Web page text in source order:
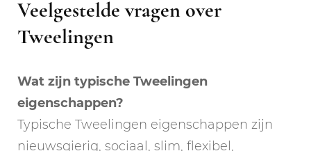
Veelgestelde vragen over
Tweelingen
Wat zijn typische Tweelingen
eigenschappen?
Typische Tweelingen eigenschappen zijn
nieuwsgierig, sociaal, slim, flexibel,